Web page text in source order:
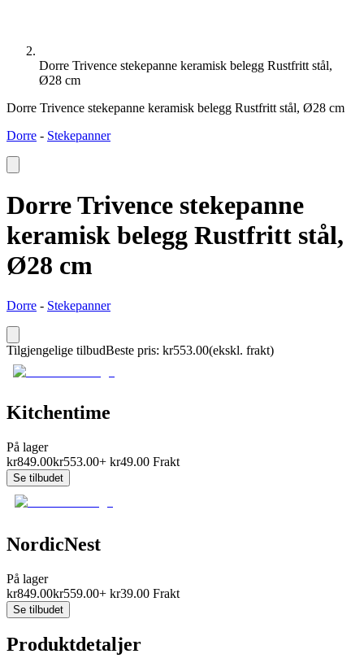
Dorre Trivence stekepanne keramisk belegg Rustfritt stål,
Ø28 cm
Dorre Trivence stekepanne keramisk belegg Rustfritt stål, Ø28 cm
Dorre - Stekepanner
Dorre Trivence stekepanne
keramisk belegg Rustfritt stål,
Ø28 cm
Dorre - Stekepanner
Tilgjengelige tilbudBeste pris: kr553.00(ekskl. frakt)
Kitchentime
På lager
kr849.00kr553.00+ kr49.00 Frakt
Se tilbudet
NordicNest
På lager
kr849.00kr559.00+ kr39.00 Frakt
Se tilbudet
Produktdetaljer